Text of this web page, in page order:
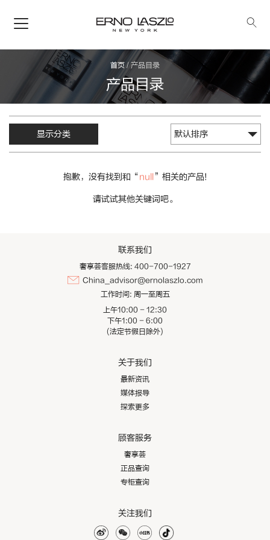
首页/ 产品目录
产品目录
显示分类
抱歉，没有找到和“null”相关的产品!
请试试其他关键词吧。
关于我们
最新资讯
媒体报导
探索更多
顾客服务
奢享荟
正品查询
专柜查询
联系我们
奢享荟客服热线: 400-700-1927
China_advisor@ernolaszlo.com
工作时间: 周一至周五
上午10:00 - 12:30
下午1:00 - 6:00
(法定节假日除外)
关注我们